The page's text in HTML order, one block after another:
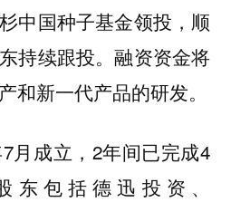
中国种子基金领投，顺
持续跟投。融资资金将
和新一代产品的研发。
月成立，2年间已完成4
东包括德迅投资、